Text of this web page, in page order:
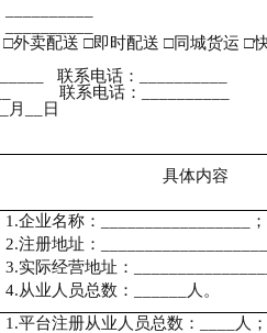
□外卖配送 □即时配送 □同城货运 □
联系电话：
联系电话：
月 日
具体内容
1.企业名称：
；
2.注册地址：
3.实际经营地址：
4.从业人员总数： 人。
1.平台注册从业人员总数：
人；